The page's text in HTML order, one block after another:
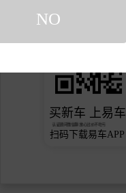
NO
买新车 上易车
认证顾问微信聊 放心比价不吃亏
扫码下载易车APP